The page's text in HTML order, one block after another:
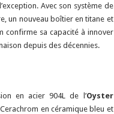
Avec son système de
un nouveau boîtier en titane et
confirme sa capacité à innover
depuis des décennies.
en acier 904L de l’Oyster
en céramique bleu et